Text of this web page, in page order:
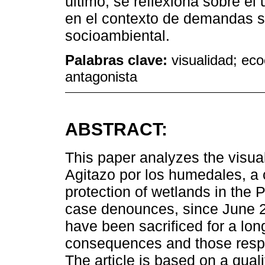
en el contexto de demandas
socioambiental.
Palabras clave: visualidad;
antagonista
ABSTRACT:
This paper analyzes the
Agitazo por los humedales,
protection of wetlands in the
case denounces, since June
have been sacrificed for a
consequences and those
The article is based on a